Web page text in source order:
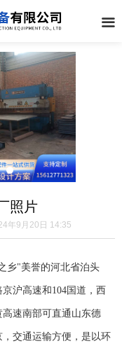
끀
照片
年9月20日 14:35
乡"美誉的河北省泊头
沪高速和104国道，西
高速南部可直通山东德
交通运输方便，是以环